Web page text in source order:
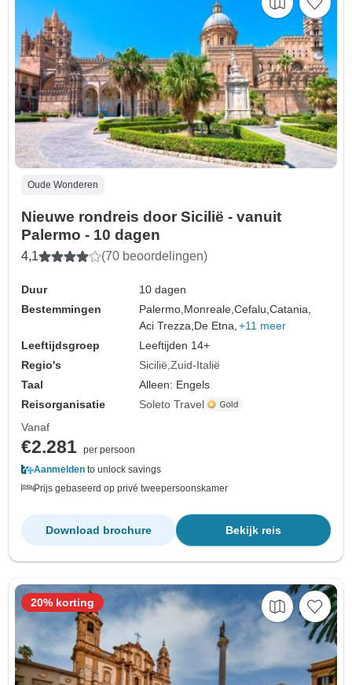
Oude Wonderen
Nieuwe rondreis door Sicilië - vanuit
Palermo - 10 dagen
4,1 (70 beoordelingen)
Duur
10 dagen
Bestemmingen
Palermo, Monreale,Cefalu,Catania,
Aci Trezza, De Etna, +11 meer
Leeftijdsgroep
Leeftijden 14+
Regio's
Sicilië Zuid-Italië
Taal
Alleen: Engels
Reisorganisatie
Soleto Travel
Vanaf
€2.281 per persoon
Aanmelden to unlock savings
Prijs gebaseerd op privé tweepersoonskamer
Bekijk reis
Download brochure
20% korting